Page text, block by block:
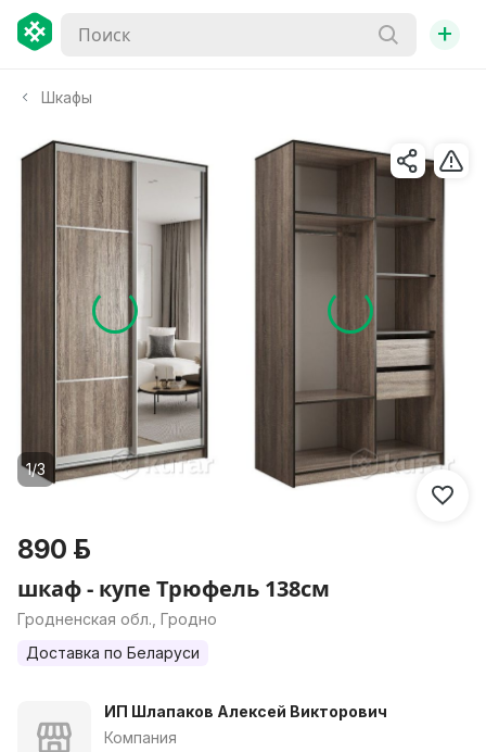
+
Шкафы
1/3
890 р.
шкаф - купе Трюфель 138см
Гродненская обл., Гродно
Доставка по Беларуси
ИП Шлапаков Алексей Викторович
Компания